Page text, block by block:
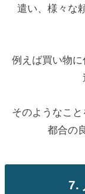
遣い、様々な
例えば買い物
そのようなこ
都合の
7.